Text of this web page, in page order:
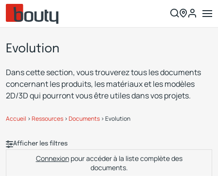
Evolution
Dans cette section, vous trouverez tous les documents
concernant les produits, les matériaux et les modèles
2D/3D qui pourront vous être utiles dans vos projets.
Accueil >Ressources >Documents >Evolution
Afficher les filtres
Connexionpour accéder à la liste complète des
documents.